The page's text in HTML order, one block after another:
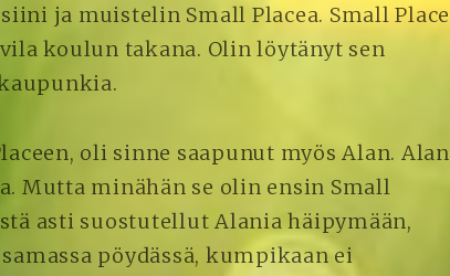
ja muistelin Small Placea. Small Place
koulun takana. Olin löytänyt sen
oli sinne saapunut myös Alan. Alan
Mutta minähän se olin ensin Small
asti suostutellut Alania häipymään,
pöydässä, kumpikaan ei